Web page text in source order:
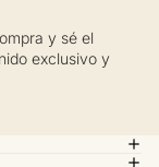
y sé el
exclusivo y